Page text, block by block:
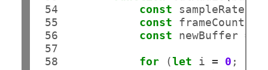
54
55
56
57
58
const sampleRate
const frameCount
const newBuffer =
for (let i = 0 ; i